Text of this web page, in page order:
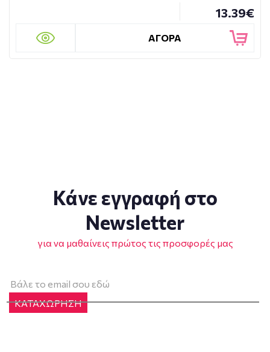
13.39€
ΑΓΟΡΑ
Κάνε εγγραφή στο
Newsletter
για να μαθαίνεις πρώτος τις προσφορές μας
ΚΑΤΑΧΩΡΗΣΗ